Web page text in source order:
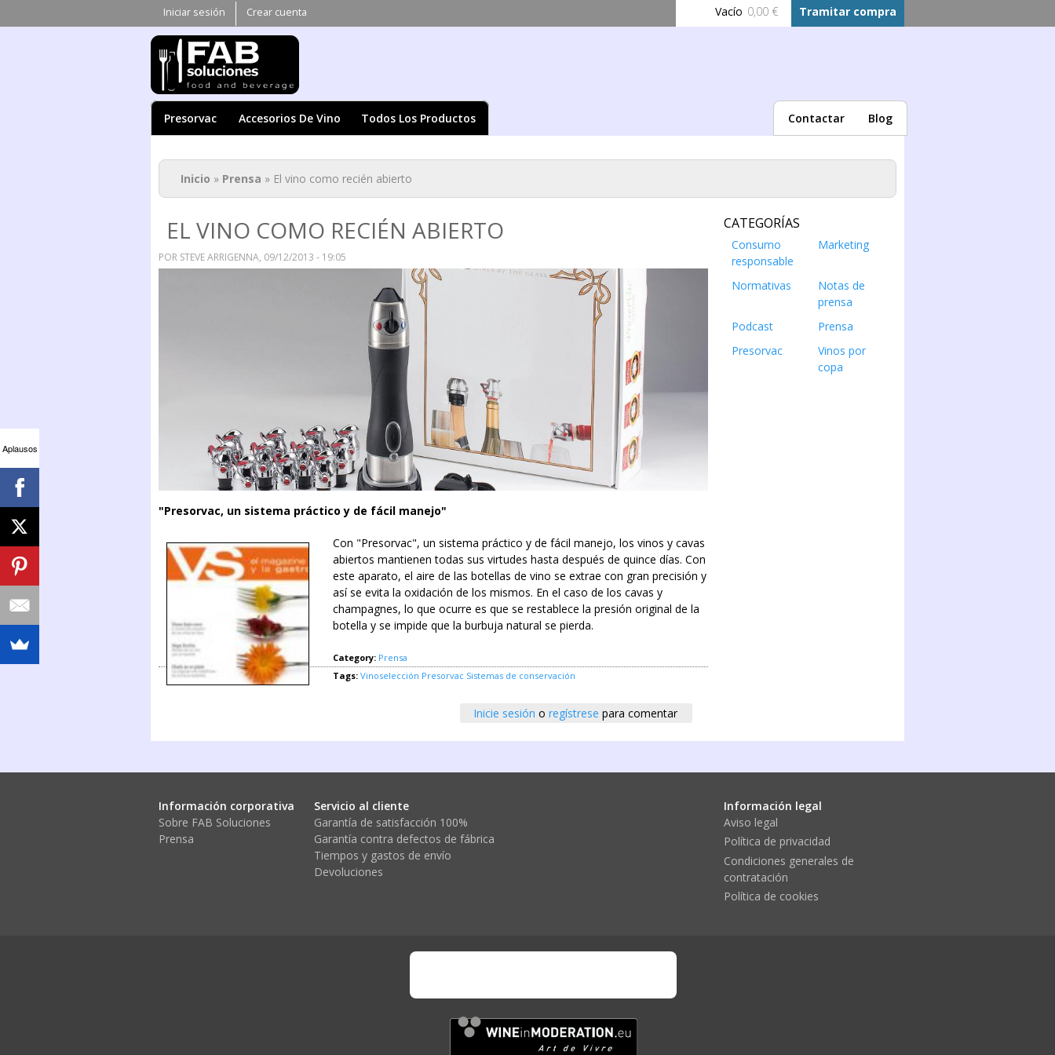
contenido
Iniciar sesión Crear cuenta Vacío 0,00 € Tramitar compra
Presorvac Accesorios De Vino Todos Los Productos Contactar Blog
Se encuentra usted aquí
Inicio » Prensa » El vino como recién abierto
EL VINO COMO RECIÉN ABIERTO
POR STEVE ARRIGENNA, 09/12/2013 - 19:05
"Presorvac, un sistema práctico y de fácil manejo"
recorte.jpg
Con "Presorvac", un sistema práctico y de fácil manejo, los vinos y cavas
abiertos mantienen todas sus virtudes hasta después de quince días. Con
este aparato, el aire de las botellas de vino se extrae con gran precisión y
así se evita la oxidación de los mismos. En el caso de los cavas y
champagnes, lo que ocurre es que se restablece la presión original de la
botella y se impide que la burbuja natural se pierda.
Category: Prensa
Tags: Vinoselección Presorvac Sistemas de conservación
Inicie sesión o regístrese para comentar
CATEGORÍAS
Consumo
responsable
Marketing
Normativas
Notas de
prensa
Podcast
Prensa
Presorvac
Vinos por
copa
Información corporativa
Sobre FAB Soluciones
Prensa
Servicio al cliente
Garantía de satisfacción 100%
Garantía contra defectos de fábrica
Tiempos y gastos de envío
Devoluciones
Información legal
Aviso legal
Política de privacidad
Condiciones generales de
contratación
Política de cookies
wine-in-
Aplausos